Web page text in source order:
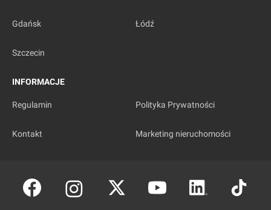
Gdańsk Łódź
Szczecin
INFORMACJE
Regulamin Polityka Prywatności
Kontakt Marketing nieruchomości